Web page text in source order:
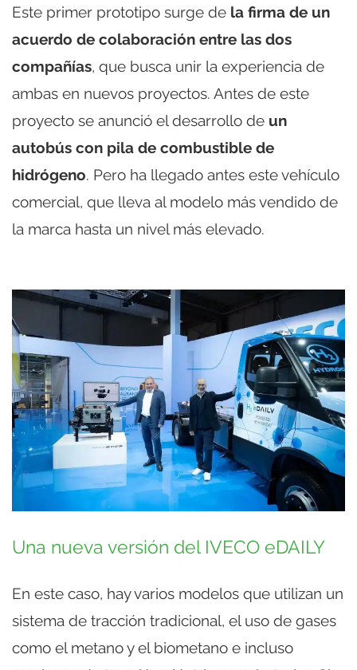
Este primer prototipo surge de la firma de un
acuerdo de colaboración entre las dos
compañías, que busca unir la experiencia de
ambas en nuevos proyectos. Antes de este
proyecto se anunció el desarrollo de un
autobús con pila de combustible de
hidrógeno. Pero ha llegado antes este vehículo
comercial, que lleva al modelo más vendido de
la marca hasta un nivel más elevado.
Una nueva versión del IVECO eDAILY
En este caso, hay varios modelos que utilizan un
sistema de tracción tradicional, el uso de gases
como el metano y el biometano e incluso